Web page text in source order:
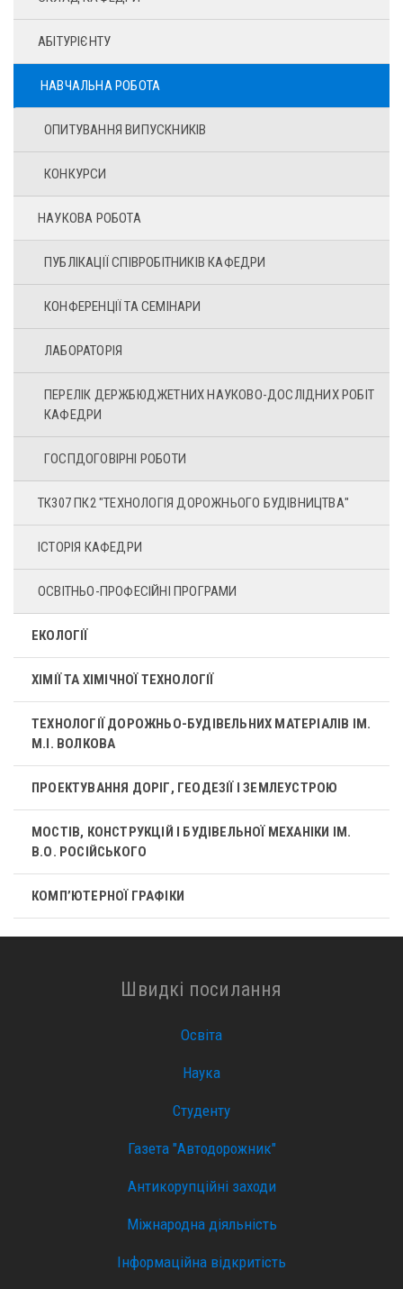
АБІТУРІЄНТУ
НАВЧАЛЬНА РОБОТА
ОПИТУВАННЯ ВИПУСКНИКІВ
КОНКУРСИ
НАУКОВА РОБОТА
ПУБЛІКАЦІЇ СПІВРОБІТНИКІВ КАФЕДРИ
КОНФЕРЕНЦІЇ ТА СЕМІНАРИ
ЛАБОРАТОРІЯ
ПЕРЕЛІК ДЕРЖБЮДЖЕТНИХ НАУКОВО-ДОСЛІДНИХ РОБІТ
КАФЕДРИ
ГОСПДОГОВІРНІ РОБОТИ
ТК307 ПК2 "ТЕХНОЛОГІЯ ДОРОЖНЬОГО БУДІВНИЦТВА"
ІСТОРІЯ КАФЕДРИ
ОСВІТНЬО-ПРОФЕСІЙНІ ПРОГРАМИ
ЕКОЛОГІЇ
ХІМІЇ ТА ХІМІЧНОЇ ТЕХНОЛОГІЇ
ТЕХНОЛОГІЇ ДОРОЖНЬО-БУДІВЕЛЬНИХ МАТЕРІАЛІВ ІМ.
М.І. ВОЛКОВА
ПРОЕКТУВАННЯ ДОРІГ, ГЕОДЕЗІЇ І ЗЕМЛЕУСТРОЮ
МОСТІВ, КОНСТРУКЦІЙ І БУДІВЕЛЬНОЇ МЕХАНІКИ ІМ.
В.О. РОСІЙСЬКОГО
КОМП’ЮТЕРНОЇ ГРАФІКИ
Швидкі посилання
Освіта
Наука
Студенту
Газета "Автодорожник"
Антикорупційні заходи
Міжнародна діяльність
Інформаційна відкритість